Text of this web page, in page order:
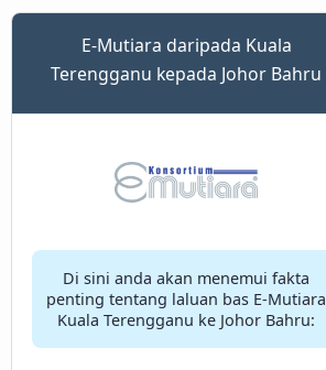
E-Mutiara daripada Kuala
Terengganu kepada Johor Bahru
Di sini anda akan menemui fakta
penting tentang laluan bas E-Mutiara
Kuala Terengganu ke Johor Bahru: